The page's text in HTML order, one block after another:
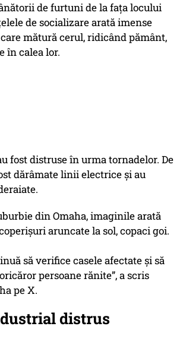
de furtuni de la faţa locului
de socializare arată imense
mătură cerul, ridicând pământ,
în calea lor.
fost distruse în urma tornadelor. De
dărâmate linii electrice și au
din Omaha, imaginile arată
aruncate la sol, copaci goi.
să verifice casele afectate şi să
persoane rănite”, a scris
pe X.
distrus